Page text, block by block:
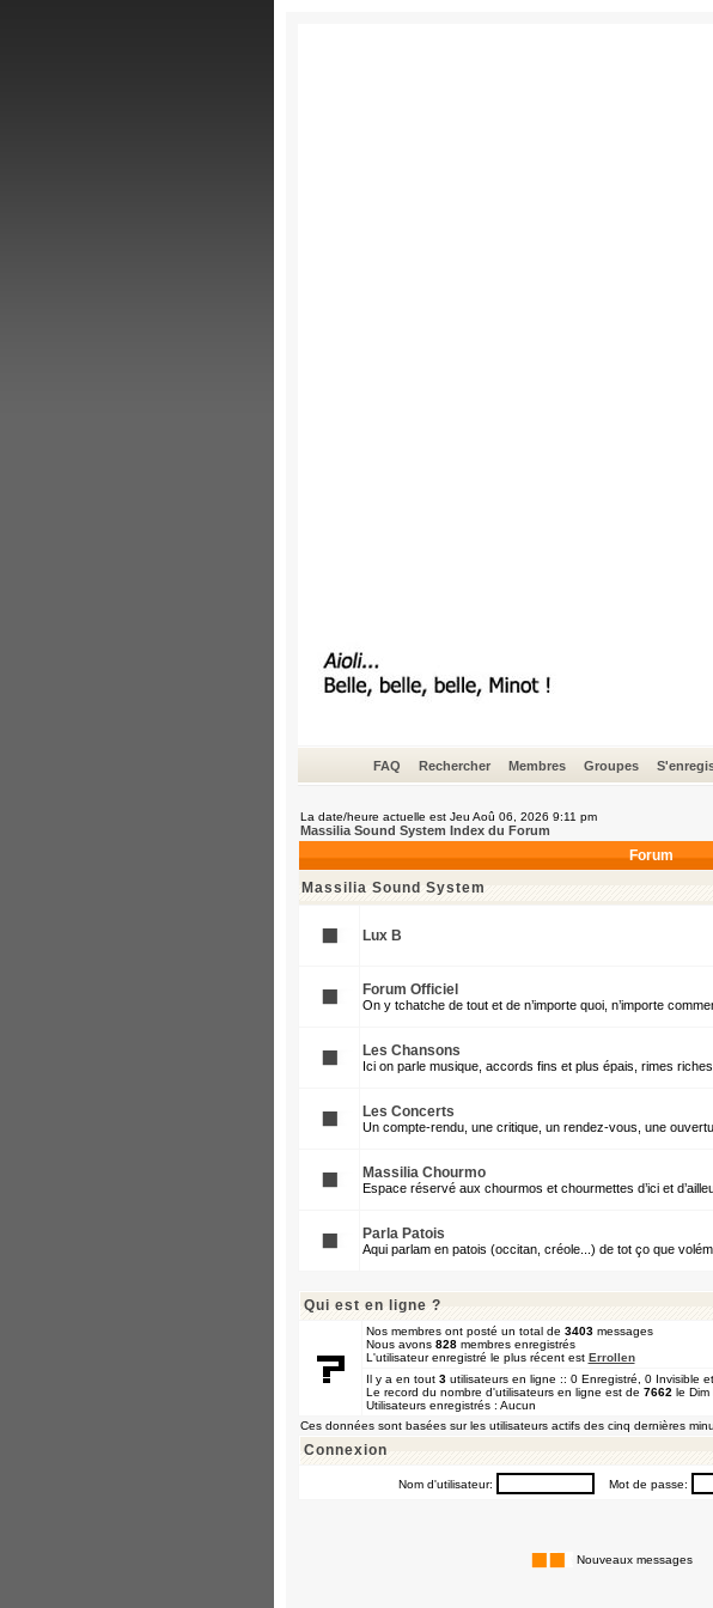
FAQ Rechercher Membres Groupes
La date/heure actuelle est Jeu Aoû 06, 2026 9:11 pm
Massilia Sound System Index du Forum
Forum
Massilia Sound System
Lux B
Forum Officiel
On y tchatche de tout et de n’importe quoi, n’importe
Les Chansons
Ici on parle musique, accords fins et plus épais, rimes
Les Concerts
Un compte-rendu, une critique, un rendez-vous, une
Massilia Chourmo
Espace réservé aux chourmos et chourmettes d’ici et
Parla Patois
Aqui parlam en patois (occitan, créole...) de tot ço que
Qui est en ligne ?
Nos membres ont posté un total de 3403messages
Nous avons 828membres enregistrés
L'utilisateur enregistré le plus récent est Errollen
Il y a en tout 3utilisateurs en ligne :: 0 Enregistré, 0 Invisible
Le record du nombre d'utilisateurs en ligne est de 7662 le
Utilisateurs enregistrés : Aucun
Ces données sont basées sur les utilisateurs actifs des cinq dernières
Connexion
Nom d'utilisateur: Mot de passe:
Nouveaux messages